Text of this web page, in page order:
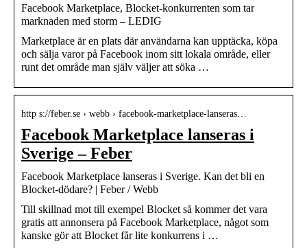
Facebook Marketplace, Blocket-konkurrenten som tar
marknaden med storm – LEDIG
Marketplace är en plats där användarna kan upptäcka, köpa
och sälja varor på Facebook inom sitt lokala område, eller
runt det område man själv väljer att söka …
http s://feber.se › webb › facebook-marketplace-lanseras…
Facebook Marketplace lanseras i
Sverige – Feber
Facebook Marketplace lanseras i Sverige. Kan det bli en
Blocket-dödare? | Feber / Webb
Till skillnad mot till exempel Blocket så kommer det vara
gratis att annonsera på Facebook Marketplace, något som
kanske gör att Blocket får lite konkurrens i …